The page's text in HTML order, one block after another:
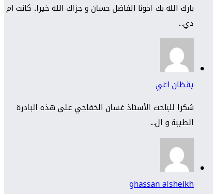
بارك الله بك اخونا الفاضل حسان و جزاك الله خيرا.. كانت ام
دي...
يقظان اغي
شكرا للباحث الأستاذ غسان الخفاجي على هذه البادرة
الطيبة و ال...
ghassan alsheikh